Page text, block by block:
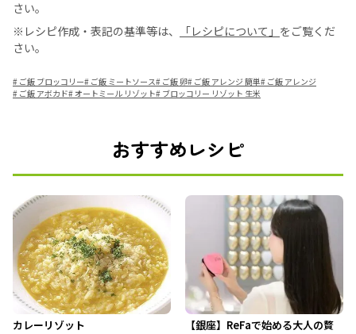
さい。
※レシピ作成・表記の基準等は、
「レシピについて」 をご覧くだ
さい。
# ご飯 ブロッコリー# ご飯 ミートソース# ご飯 卵# ご飯 アレンジ 簡単# ご飯 アレンジ
# ご飯 アボカド#オートミール リゾット# ブロッコリー リゾット 生米
おすすめレシピ
カレーリゾット
【銀座】ReFaで始める大人の贅